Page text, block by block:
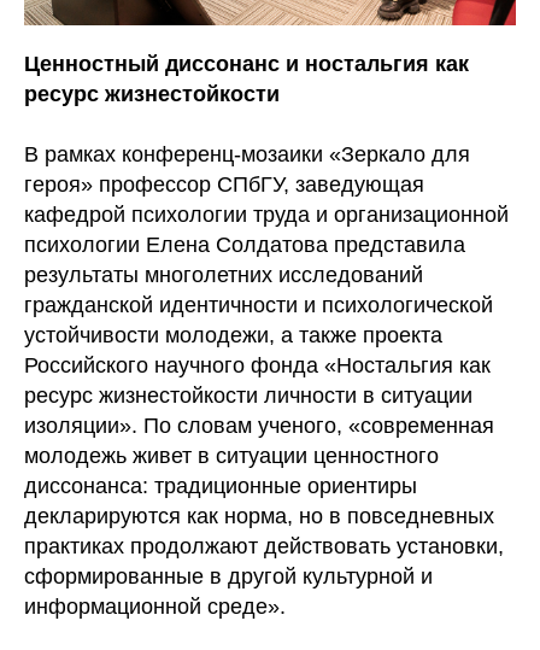
Ценностный диссонанс и ностальгия как
ресурс жизнестойкости
В рамках конференц-мозаики «Зеркало для
героя» профессор СПбГУ, заведующая
кафедрой психологии труда и организационной
психологии Елена Солдатова представила
результаты многолетних исследований
гражданской идентичности и психологической
устойчивости молодежи, а также проекта
Российского научного фонда «Ностальгия как
ресурс жизнестойкости личности в ситуации
изоляции». По словам ученого, «современная
молодежь живет в ситуации ценностного
диссонанса: традиционные ориентиры
декларируются как норма, но в повседневных
практиках продолжают действовать установки,
сформированные в другой культурной и
информационной среде».